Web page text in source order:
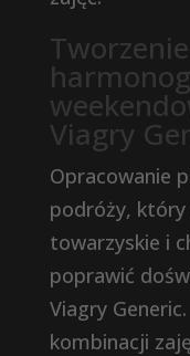
Viagry
Opracowanie
podróży, który
towarzyskie i
poprawić
Viagry
kombinacji